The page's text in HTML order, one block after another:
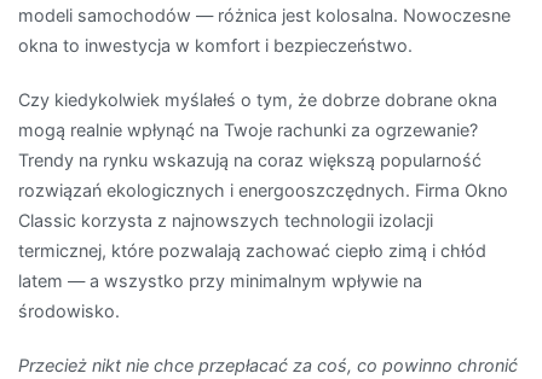
modeli samochodów — różnica jest kolosalna. Nowoczesne
okna to inwestycja w komfort i bezpieczeństwo.
Czy kiedykolwiek myślałeś o tym, że dobrze dobrane okna
mogą realnie wpłynąć na Twoje rachunki za ogrzewanie?
Trendy na rynku wskazują na coraz większą popularność
rozwiązań ekologicznych i energooszczędnych. Firma Okno
Classic korzysta z najnowszych technologii izolacji
termicznej, które pozwalają zachować ciepło zimą i chłód
latem — a wszystko przy minimalnym wpływie na
środowisko.
Przecież nikt nie chce przepłacać za coś, co powinno chronić